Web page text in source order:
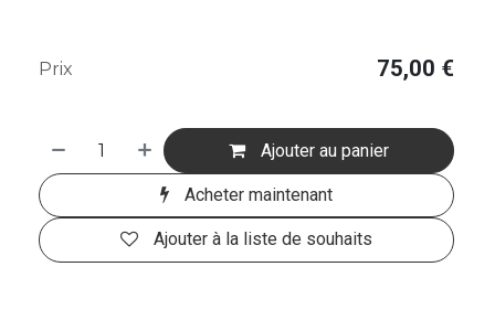
Ajouter au panier
Acheter maintenant
Ajouter à la liste de souhaits
Prix 75,00 €